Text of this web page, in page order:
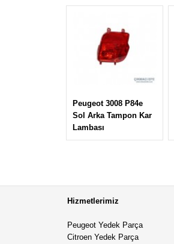
Peugeot 3008 P84e
Sol Arka Tampon Kar
Lambası
Hizmetlerimiz
Peugeot Yedek Parça
Citroen Yedek Parça